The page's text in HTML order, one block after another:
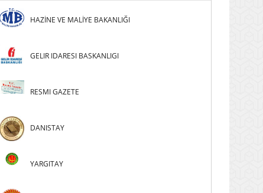
HAZİNE VE MALİYE BAKANLIĞI
GELIR IDARESI BASKANLIGI
RESMI GAZETE
DANISTAY
YARGITAY